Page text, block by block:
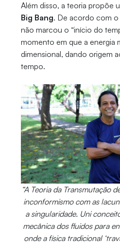
Além disso, a teoria propõe
Big Bang. De acordo com
não marcou o “início do
momento em que a energia
dimensional, dando origem
tempo.
“A Teoria da Transmutação
inconformismo com as
a singularidade. Uni
mecânica dos fluidos para
onde a física tradicional